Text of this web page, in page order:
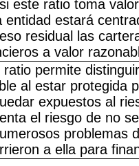
este ratio toma
entidad estará
residual las
a valor
ratio permite
al estar protegida
expuestos al
el riesgo de no
problemas
a ella para